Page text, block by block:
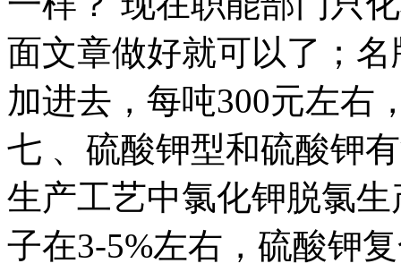
面文章做好就可以了；
加进去，每吨300元左右
七 、硫酸钾型和硫酸钾
生产工艺中氯化钾脱氯
子在3-5%左右，硫酸钾